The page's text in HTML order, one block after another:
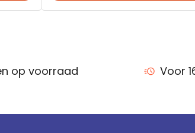
op voorraad Voor